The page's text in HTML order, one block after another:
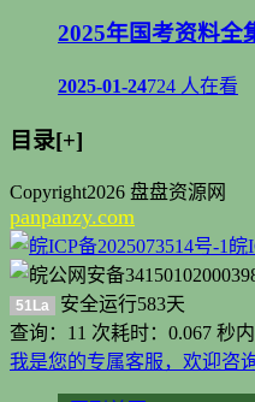
2025年国考资料全
2025-01-24724 人在看
目录[+]
Copyright2026 盘盘资源网
panpanzy.com
皖
51La 安全运行583天
查询：11 次耗时：0.067 秒
我是您的专属客服，欢迎咨